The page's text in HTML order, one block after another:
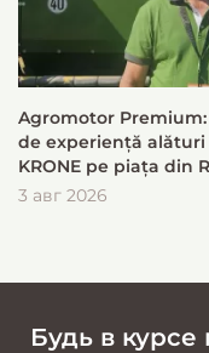
Agromotor Premium:
de experiență alături
KRONE pe piața din
3 авг 2026
Будь в курсе